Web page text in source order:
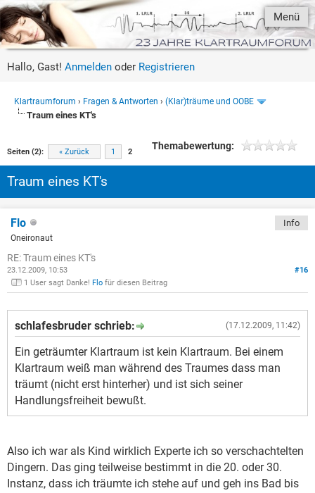
Menü
Hallo, Gast! Anmelden oder Registrieren
Klartraumforum › Fragen & Antworten › (Klar)träume und OOBE
Traum eines KT's
Seiten (2): « Zurück 1 2
Themabewertung:
Traum eines KT's
Flo
Oneironaut
Info
RE: Traum eines KT's
#16
23.12.2009, 10:53
1 User sagt Danke! Flo für diesen Beitrag
(17.12.2009, 11:42)
schlafesbruder schrieb:
Ein geträumter Klartraum ist kein Klartraum. Bei einem
Klartraum weiß man während des Traumes dass man
träumt (nicht erst hinterher) und ist sich seiner
Handlungsfreiheit bewußt.
Also ich war als Kind wirklich Experte ich so verschachtelten
Dingern. Das ging teilweise bestimmt in die 20. oder 30.
Instanz, dass ich träumte ich stehe auf und geh ins Bad bis